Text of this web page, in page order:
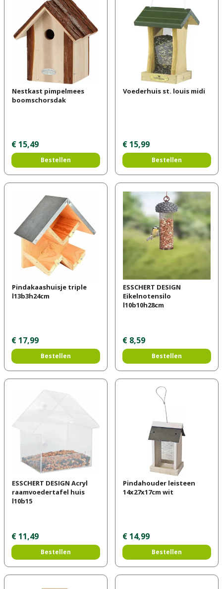
Nestkast pimpelmees
boomschorsdak
€ 15,49
Bestellen
Voederhuis st. louis midi
€ 15,99
Bestellen
Pindakaashuisje triple
l13b3h24cm
€ 17,99
Bestellen
ESSCHERT DESIGN
Eikelnotensilo
l10b10h28cm
€ 8,59
Bestellen
ESSCHERT DESIGN Acryl
raamvoedertafel huis
l10b15
€ 11,49
Bestellen
Pindahouder leisteen
14x27x17cm wit
€ 14,99
Bestellen